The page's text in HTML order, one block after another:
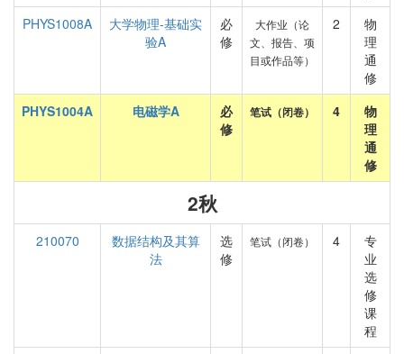
PHYS1008A
大学物理-基础实
验A
必
修
大作业（论
文、报告、项
目或作品等）
2
物
理
通
修
PHYS1004A
电磁学A
必
修
笔试（闭卷） 4
物
理
通
修
2秋
210070
数据结构及其算
法
选
修
笔试（闭卷） 4
专
业
选
修
课
程